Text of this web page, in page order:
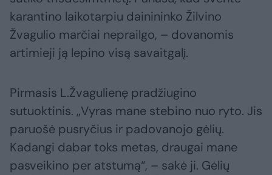
karantino laikotarpiu dainininko Žilvino
Žvagulio marčiai neprailgo, – dovanomis
artimieji ją lepino visą savaitgalį.
Pirmasis L.Žvagulienę pradžiugino
sutuoktinis. „Vyras mane stebino nuo ryto. Jis
paruošė pusryčius ir padovanojo gėlių.
Kadangi dabar toks metas, draugai mane
pasveikino per atstumą“, – sakė ji. Gėlių